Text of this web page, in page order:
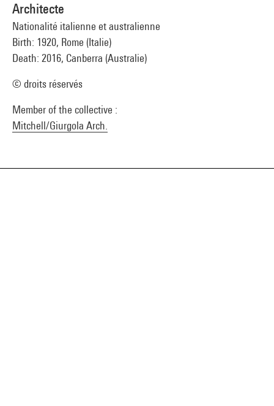
Architecte
Nationalité italienne et australienne
Birth: 1920, Rome (Italie)
Death: 2016, Canberra (Australie)
© droits réservés
Member of the collective :
Mitchell/Giurgola Arch.